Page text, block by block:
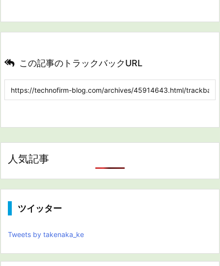
この記事のトラックバックURL
人気記事
ツイッター
Tweets by takenaka_ke